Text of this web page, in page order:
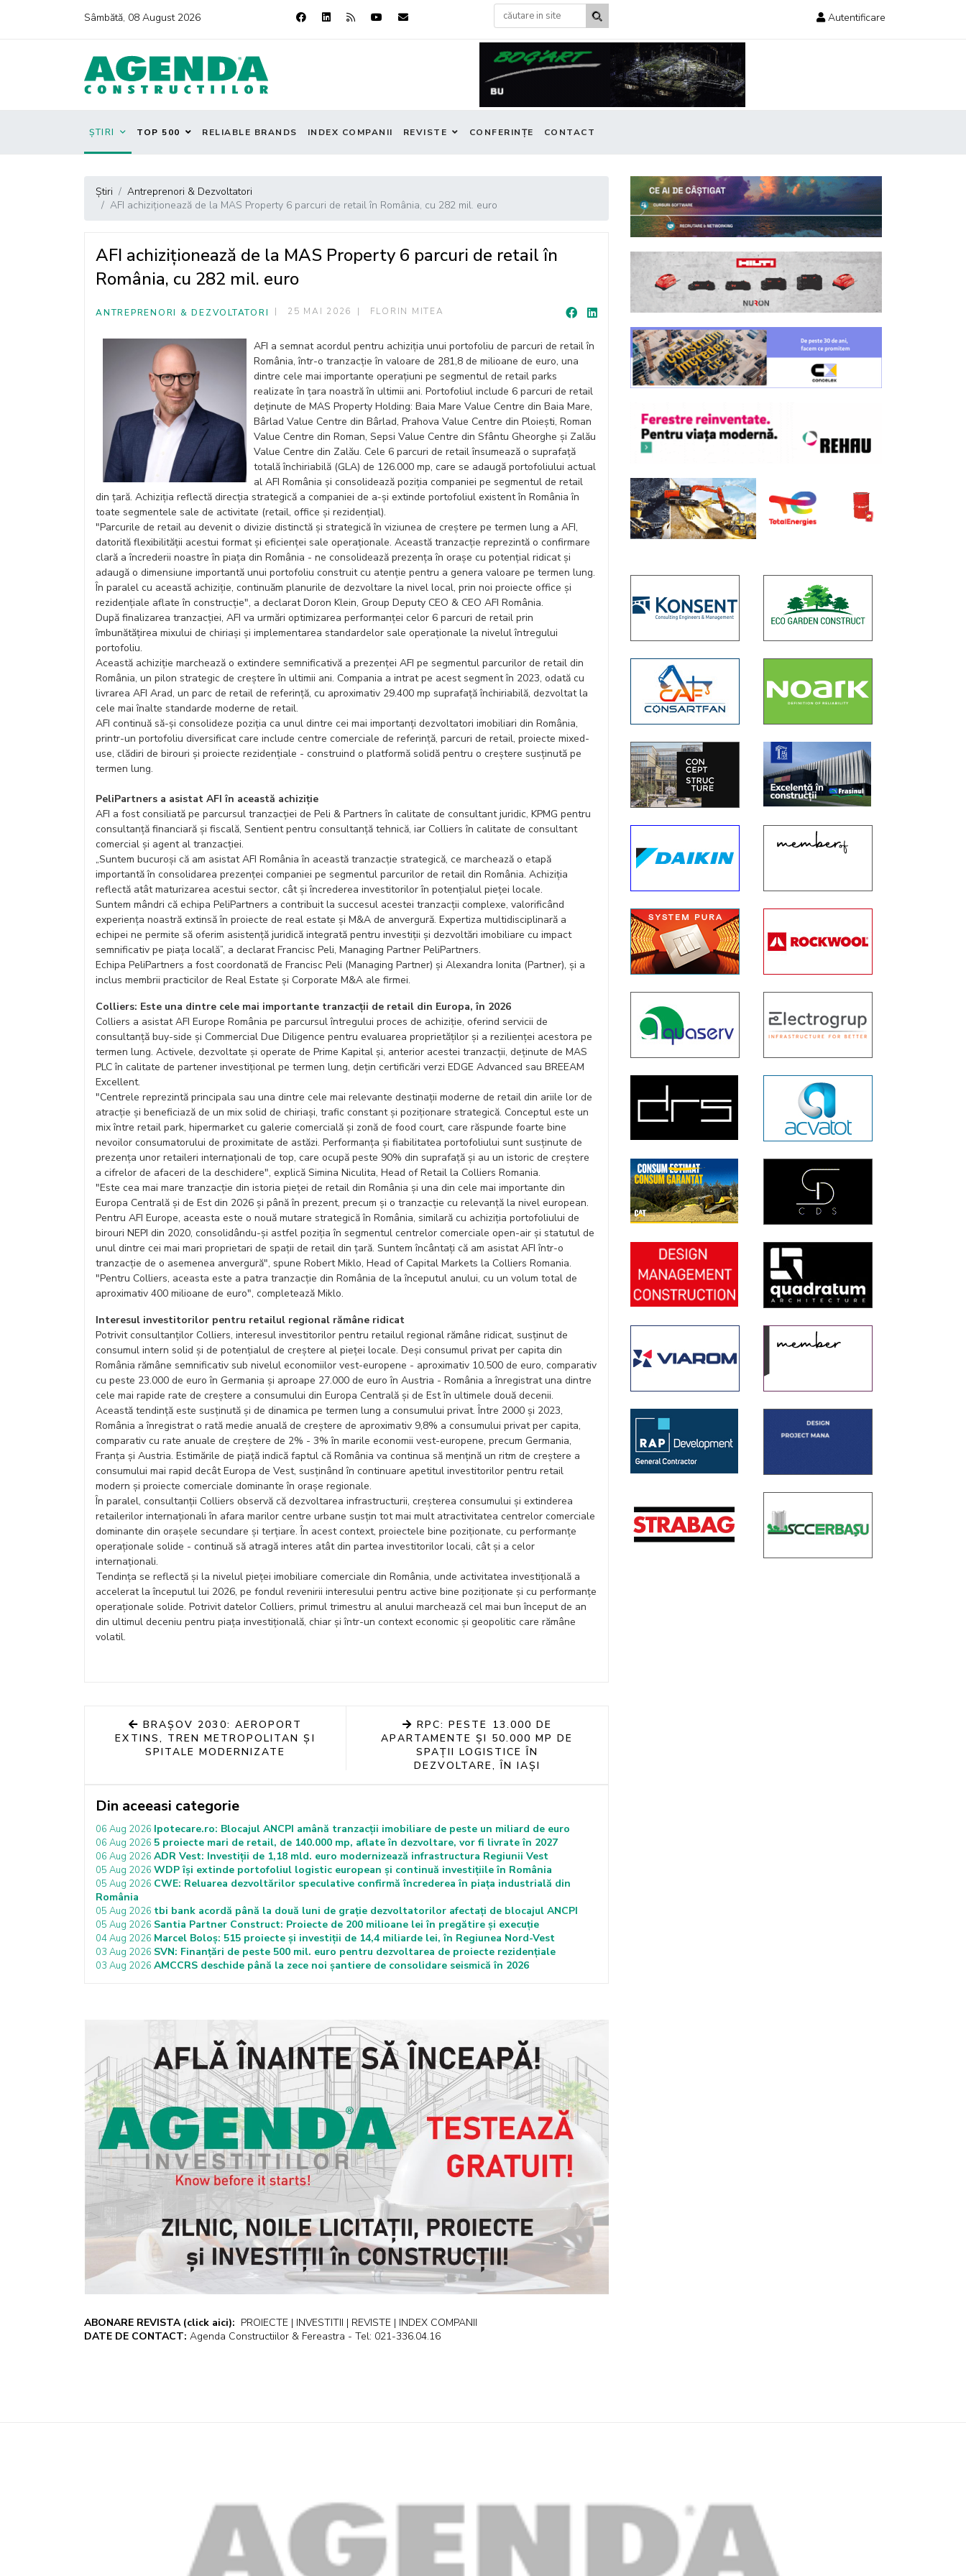
Sâmbătă, 08 August 2026 Autentificare
ȘTIRI TOP 500 RELIABLE BRANDS INDEX COMPANII REVISTE CONFERINȚE CONTACT
Știri
Antreprenori & Dezvoltatori
AFI achiziționează de la MAS Property 6 parcuri de retail în România, cu 282 mil. euro
AFI achiziționează de la MAS Property 6 parcuri de retail în
România, cu 282 mil. euro
ANTREPRENORI & DEZVOLTATORI 25 MAI 2026 FLORIN MITEA
AFI a semnat acordul pentru achiziția unui portofoliu de parcuri de retail în
România, într-o tranzacție în valoare de 281,8 de milioane de euro, una
dintre cele mai importante operațiuni pe segmentul de retail parks
realizate în țara noastră în ultimii ani. Portofoliul include 6 parcuri de retail
deținute de MAS Property Holding: Baia Mare Value Centre din Baia Mare,
Bârlad Value Centre din Bârlad, Prahova Value Centre din Ploiești, Roman
Value Centre din Roman, Sepsi Value Centre din Sfântu Gheorghe și Zalău
Value Centre din Zalău. Cele 6 parcuri de retail însumează o suprafață
totală închiriabilă (GLA) de 126.000 mp, care se adaugă portofoliului actual
al AFI România și consolidează poziția companiei pe segmentul de retail
din țară. Achiziția reflectă direcția strategică a companiei de a-și extinde portofoliul existent în România în
toate segmentele sale de activitate (retail, office și rezidențial).
"Parcurile de retail au devenit o divizie distinctă și strategică în viziunea de creștere pe termen lung a AFI,
datorită flexibilității acestui format și eficienței sale operaționale. Această tranzacție reprezintă o confirmare
clară a încrederii noastre în piața din România - ne consolidează prezența în orașe cu potențial ridicat și
adaugă o dimensiune importantă unui portofoliu construit cu atenție pentru a genera valoare pe termen lung.
În paralel cu această achiziție, continuăm planurile de dezvoltare la nivel local, prin noi proiecte office și
rezidențiale aflate în construcție", a declarat Doron Klein, Group Deputy CEO & CEO AFI România.
După finalizarea tranzacției, AFI va urmări optimizarea performanței celor 6 parcuri de retail prin
îmbunătățirea mixului de chiriași și implementarea standardelor sale operaționale la nivelul întregului
portofoliu.
Această achiziție marchează o extindere semnificativă a prezenței AFI pe segmentul parcurilor de retail din
România, un pilon strategic de creștere în ultimii ani. Compania a intrat pe acest segment în 2023, odată cu
livrarea AFI Arad, un parc de retail de referință, cu aproximativ 29.400 mp suprafață închiriabilă, dezvoltat la
cele mai înalte standarde moderne de retail.
AFI continuă să-și consolideze poziția ca unul dintre cei mai importanți dezvoltatori imobiliari din România,
printr-un portofoliu diversificat care include centre comerciale de referință, parcuri de retail, proiecte mixed-
use, clădiri de birouri și proiecte rezidențiale - construind o platformă solidă pentru o creștere susținută pe
termen lung.
PeliPartners a asistat AFI în această achiziție
AFI a fost consiliată pe parcursul tranzacției de Peli & Partners în calitate de consultant juridic, KPMG pentru
consultanță financiară și fiscală, Sentient pentru consultanță tehnică, iar Colliers în calitate de consultant
comercial și agent al tranzacției.
„Suntem bucuroși că am asistat AFI România în această tranzacție strategică, ce marchează o etapă
importantă în consolidarea prezenței companiei pe segmentul parcurilor de retail din România. Achiziția
reflectă atât maturizarea acestui sector, cât și încrederea investitorilor în potențialul pieței locale.
Suntem mândri că echipa PeliPartners a contribuit la succesul acestei tranzacții complexe, valorificând
experiența noastră extinsă în proiecte de real estate și M&A de anvergură. Expertiza multidisciplinară a
echipei ne permite să oferim asistență juridică integrată pentru investiții și dezvoltări imobiliare cu impact
semnificativ pe piața locală”, a declarat Francisc Peli, Managing Partner PeliPartners.
Echipa PeliPartners a fost coordonată de Francisc Peli (Managing Partner) și Alexandra Ionita (Partner), și a
inclus membrii practicilor de Real Estate și Corporate M&A ale firmei.
Colliers: Este una dintre cele mai importante tranzacții de retail din Europa, în 2026
Colliers a asistat AFI Europe România pe parcursul întregului proces de achiziție, oferind servicii de
consultanță buy-side și Commercial Due Diligence pentru evaluarea proprietăților și a rezilienței acestora pe
termen lung. Activele, dezvoltate și operate de Prime Kapital și, anterior acestei tranzacții, deținute de MAS
PLC în calitate de partener investițional pe termen lung, dețin certificări verzi EDGE Advanced sau BREEAM
Excellent.
"Centrele reprezintă principala sau una dintre cele mai relevante destinații moderne de retail din ariile lor de
atracție și beneficiază de un mix solid de chiriași, trafic constant și poziționare strategică. Conceptul este un
mix între retail park, hipermarket cu galerie comercială și zonă de food court, care răspunde foarte bine
nevoilor consumatorului de proximitate de astăzi. Performanța și fiabilitatea portofoliului sunt susținute de
prezența unor retaileri internaționali de top, care ocupă peste 90% din suprafață și au un istoric de creștere
a cifrelor de afaceri de la deschidere", explică Simina Niculita, Head of Retail la Colliers Romania.
"Este cea mai mare tranzacție din istoria pieței de retail din România și una din cele mai importante din
Europa Centrală și de Est din 2026 și până în prezent, precum și o tranzacție cu relevanță la nivel european.
Pentru AFI Europe, aceasta este o nouă mutare strategică în România, similară cu achiziția portofoliului de
birouri NEPI din 2020, consolidându-și astfel poziția în segmentul centrelor comerciale open-air și statutul de
unul dintre cei mai mari proprietari de spații de retail din țară. Suntem încântați că am asistat AFI într-o
tranzacție de o asemenea anvergură", spune Robert Miklo, Head of Capital Markets la Colliers Romania.
"Pentru Colliers, aceasta este a patra tranzacție din România de la începutul anului, cu un volum total de
aproximativ 400 milioane de euro", completează Miklo.
Interesul investitorilor pentru retailul regional rămâne ridicat
Potrivit consultanților Colliers, interesul investitorilor pentru retailul regional rămâne ridicat, susținut de
consumul intern solid și de potențialul de creștere al pieței locale. Deși consumul privat per capita din
România rămâne semnificativ sub nivelul economiilor vest-europene - aproximativ 10.500 de euro, comparativ
cu peste 23.000 de euro în Germania și aproape 27.000 de euro în Austria - România a înregistrat una dintre
cele mai rapide rate de creștere a consumului din Europa Centrală și de Est în ultimele două decenii.
Această tendință este susținută și de dinamica pe termen lung a consumului privat. Între 2000 și 2023,
România a înregistrat o rată medie anuală de creștere de aproximativ 9,8% a consumului privat per capita,
comparativ cu rate anuale de creștere de 2% - 3% în marile economii vest-europene, precum Germania,
Franța și Austria. Estimările de piață indică faptul că România va continua să mențină un ritm de creștere a
consumului mai rapid decât Europa de Vest, susținând în continuare apetitul investitorilor pentru retail
modern și proiecte comerciale dominante în orașe regionale.
În paralel, consultanții Colliers observă că dezvoltarea infrastructurii, creșterea consumului și extinderea
retailerilor internaționali în afara marilor centre urbane susțin tot mai mult atractivitatea centrelor comerciale
dominante din orașele secundare și terțiare. În acest context, proiectele bine poziționate, cu performanțe
operaționale solide - continuă să atragă interes atât din partea investitorilor locali, cât și a celor
internaționali.
Tendința se reflectă și la nivelul pieței imobiliare comerciale din România, unde activitatea investițională a
accelerat la începutul lui 2026, pe fondul revenirii interesului pentru active bine poziționate și cu performanțe
operaționale solide. Potrivit datelor Colliers, primul trimestru al anului marchează cel mai bun început de an
din ultimul deceniu pentru piața investițională, chiar și într-un context economic și geopolitic care rămâne
volatil.
BRAȘOV 2030: AEROPORT
EXTINS, TREN METROPOLITAN ȘI
SPITALE MODERNIZATE
RPC: PESTE 13.000 DE
APARTAMENTE ȘI 50.000 MP DE
SPAȚII LOGISTICE ÎN
DEZVOLTARE, ÎN IAȘI
Din aceeasi categorie
06 Aug 2026 Ipotecare.ro: Blocajul ANCPI amână tranzacții imobiliare de peste un miliard de euro
06 Aug 2026 5 proiecte mari de retail, de 140.000 mp, aflate în dezvoltare, vor fi livrate în 2027
06 Aug 2026 ADR Vest: Investiții de 1,18 mld. euro modernizează infrastructura Regiunii Vest
05 Aug 2026 WDP își extinde portofoliul logistic european și continuă investițiile în România
05 Aug 2026 CWE: Reluarea dezvoltărilor speculative confirmă încrederea în piața industrială din
România
05 Aug 2026 tbi bank acordă până la două luni de grație dezvoltatorilor afectați de blocajul ANCPI
05 Aug 2026 Santia Partner Construct: Proiecte de 200 milioane lei în pregătire și execuție
04 Aug 2026 Marcel Boloș: 515 proiecte și investiții de 14,4 miliarde lei, în Regiunea Nord-Vest
03 Aug 2026 SVN: Finanțări de peste 500 mil. euro pentru dezvoltarea de proiecte rezidențiale
03 Aug 2026 AMCCRS deschide până la zece noi șantiere de consolidare seismică în 2026
ABONARE REVISTA (click aici): PROIECTE | INVESTITII | REVISTE | INDEX COMPANII
DATE DE CONTACT: Agenda Constructiilor & Fereastra - Tel: 021-336.04.16